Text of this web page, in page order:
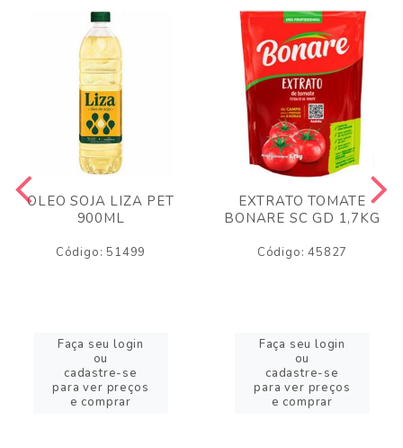
OLEO SOJA LIZA PET
900ML
Código: 51499
Faça seu login
ou
cadastre-se
para ver preços
e comprar
EXTRATO TOMATE
BONARE SC GD 1,7KG
Código: 45827
Faça seu login
ou
cadastre-se
para ver preços
e comprar